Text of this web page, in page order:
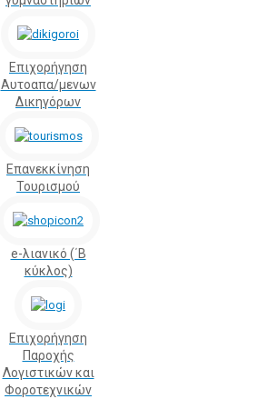
Επιχορήγηση
Αυτοαπα/μενων
Δικηγόρων
Επανεκκίνηση
Τουρισμού
e-λιανικό (΄Β
κύκλος)
Επιχορήγηση
Παροχής
Λογιστικών και
Φοροτεχνικών